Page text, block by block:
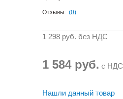
Отзывы: (0)
1 298 руб. без НДС
1 584 руб. с НДС
Нашли данный товар